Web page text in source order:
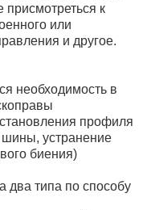
присмотреться к
или
и другое.
необходимость в
профиля
шины, устранение
биения)
два типа по способу